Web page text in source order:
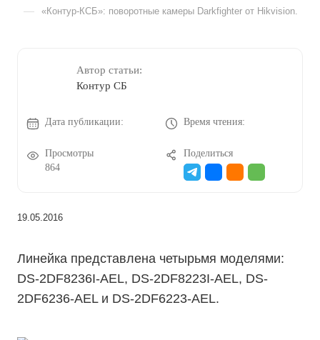
— «Контур-КСБ»: поворотные камеры Darkfighter от Hikvision.
Автор статьи:
Контур СБ
Дата публикации: Время чтения:
Просмотры
864
Поделиться
19.05.2016
Линейка представлена четырьмя моделями:
DS-2DF8236I-AEL, DS-2DF8223I-AEL, DS-
2DF6236-AEL и DS-2DF6223-AEL.